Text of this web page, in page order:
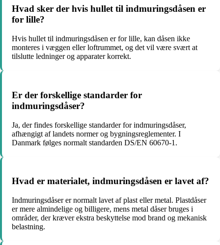
Hvad sker der hvis hullet til indmuringsdåsen er
for lille?
Hvis hullet til indmuringsdåsen er for lille, kan dåsen ikke
monteres i væggen eller loftrummet, og det vil være svært at
tilslutte ledninger og apparater korrekt.
Er der forskellige standarder for
indmuringsdåser?
Ja, der findes forskellige standarder for indmuringsdåser,
afhængigt af landets normer og bygningsreglementer. I
Danmark følges normalt standarden DS/EN 60670-1.
Hvad er materialet, indmuringsdåsen er lavet af?
Indmuringsdåser er normalt lavet af plast eller metal. Plastdåser
er mere almindelige og billigere, mens metal dåser bruges i
områder, der kræver ekstra beskyttelse mod brand og mekanisk
belastning.